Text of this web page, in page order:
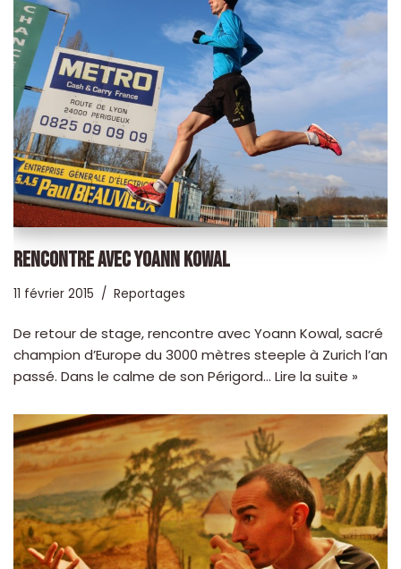
RENCONTRE AVEC YOANN KOWAL
11 février 2015 Reportages
De retour de stage, rencontre avec Yoann Kowal, sacré
champion d’Europe du 3000 mètres steeple à Zurich l’an
passé. Dans le calme de son Périgord… Lire la suite »